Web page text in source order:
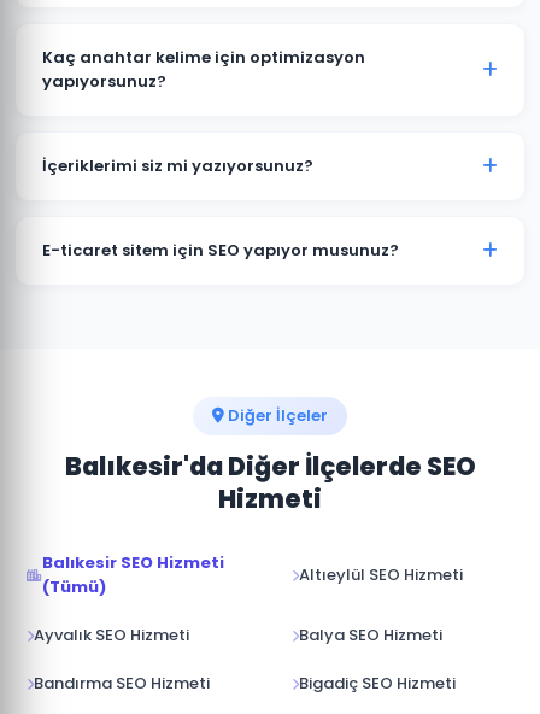
vermek etik değildir çünkü sıralamalar Google'ın
algoritmalarına bağlıdır. Ancak Savaştepe
Kaç anahtar kelime için optimizasyon
yapıyorsunuz?
anahtar kelime araştırması yapıyoruz. Paket
kelimelere odaklanıyoruz.
İçeriklerimi siz mi yazıyorsunuz?
optimize edilmiş, özgün Türkçe içerikler üretiyoruz.
E-ticaret sitem için SEO yapıyor musunuz?
Diğer İlçeler
Balıkesir'da Diğer İlçelerde SEO
Hizmeti
Balıkesir SEO Hizmeti
(Tümü)
Altıeylül SEO Hizmeti
Ayvalık SEO Hizmeti Balya SEO Hizmeti
Bandırma SEO Hizmeti Bigadiç SEO Hizmeti